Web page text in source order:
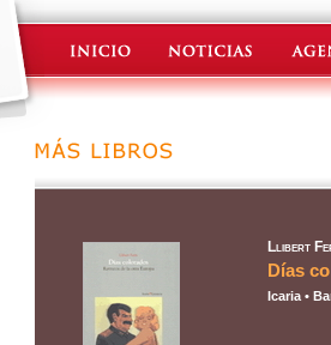
Llibert
Días
Icaria •